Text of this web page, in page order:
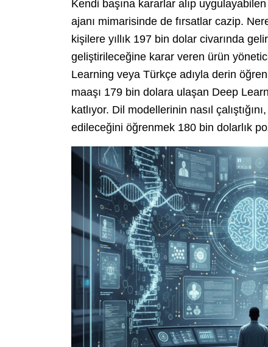
Kendi başına kararlar alıp
ajanı mimarisinde de fırsatlar cazip.
kişilere yıllık 197 bin dolar civarında
geliştirileceğine karar veren ürün
Learning veya Türkçe adıyla derin
maaşı 179 bin dolara ulaşan Deep
katlıyor. Dil modellerinin nasıl
edileceğini öğrenmek 180 bin dolarlık